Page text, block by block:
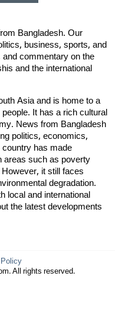
Bangladesh. Our
business, sports, and
commentary on the
and the international
Asia and is home to a
It has a rich cultural
News from Bangladesh
politics, economics,
has made
areas such as poverty
it still faces
degradation.
local and international
the latest developments
All rights reserved.